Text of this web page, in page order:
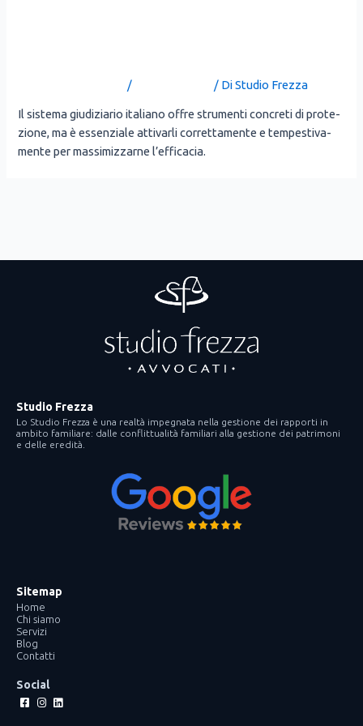
/ / DiStudio Frezza
Il siste­ma giu­di­zia­rio ita­lia­no offre stru­men­ti con­cre­ti di pro­te­
zio­ne, ma è essen­zia­le atti­var­li cor­ret­ta­men­te e tem­pe­sti­va­
men­te per mas­si­miz­zar­ne l’ef­fi­ca­cia.
Studio Frezza
Lo Studio Frezza è una realtà impegnata nella gestione dei rapporti in
ambito familiare: dalle conflittualità familiari alla gestione dei patrimoni
e delle eredità.
Sitemap
Home
Chi siamo
Servizi
Blog
Contatti
Social
Facebook-
square
Instagram
Linkedin